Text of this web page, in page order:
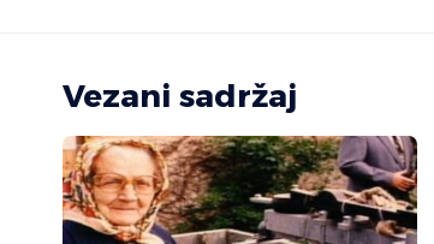
Vezani sadržaj